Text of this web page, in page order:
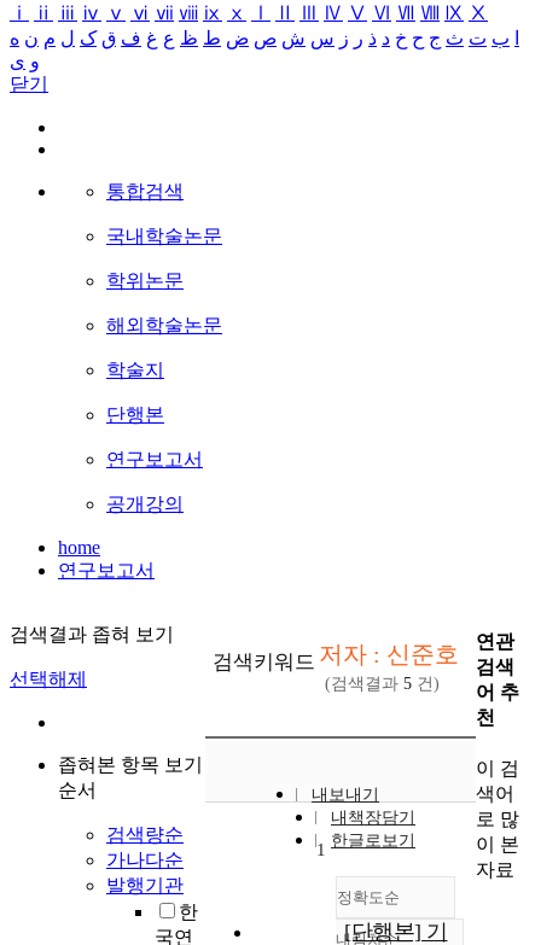
ⅰ
ⅱ ⅲ ⅳ ⅴ ⅵ ⅶ ⅷ ⅸ ⅹ Ⅳ Ⅴ Ⅵ Ⅶ Ⅷ Ⅸ Ⅹ
ب ت ث ج ح خ د ذ ر ز س ش ص ض ط ظ ع غ ف ق ک ل م ن ه
و ی
닫기
통합검색
국내학술논문
학위논문
해외학술논문
학술지
단행본
연구보고서
공개강의
home
연구보고서
검색결과 좁혀 보기
선택해제
좁혀본 항목 보기
순서
검색량순
가나다순
발행기관
한
국연
검색키워드 저자 : 신준호
(검색결과 5 건)
내보내기
내책장담기
한글로보기
정확도순
내림차순
1
[단행본] 기
연관
검색
어 추
천
이 검
색어
로 많
이 본
자료